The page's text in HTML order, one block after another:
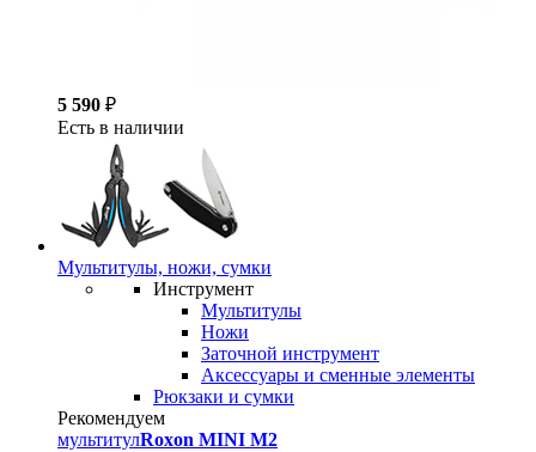
5 590 ₽
Есть в наличии
Мультитулы, ножи, сумки
Инструмент
Мультитулы
Ножи
Заточной инструмент
Аксессуары и сменные элементы
Рюкзаки и сумки
Рекомендуем
мультитулRoxon MINI M2